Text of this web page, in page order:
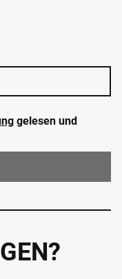
gelesen und